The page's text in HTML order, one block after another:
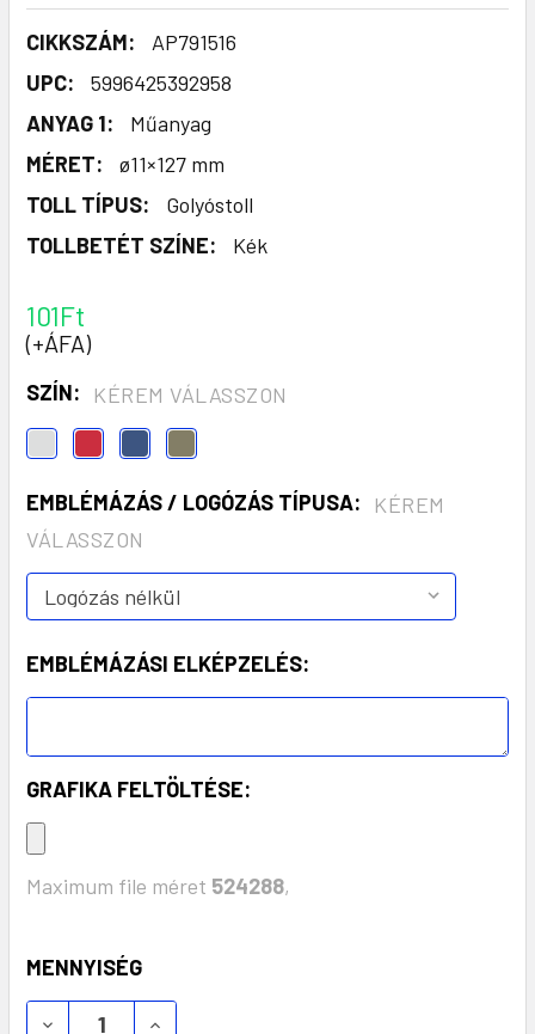
CIKKSZÁM:
AP791516
UPC:
5996425392958
ANYAG 1:
Műanyag
MÉRET:
ø11×127 mm
TOLL TÍPUS:
Golyóstoll
TOLLBETÉT SZÍNE:
Kék
101Ft
(+ÁFA)
SZÍN: KÉREM VÁLASSZON
EMBLÉMÁZÁS / LOGÓZÁS TÍPUSA:
KÉREM
VÁLASSZON
EMBLÉMÁZÁSI ELKÉPZELÉS:
GRAFIKA FELTÖLTÉSE:
Maximum file méret 524288,
KÉSZLET:
MENNYISÉG